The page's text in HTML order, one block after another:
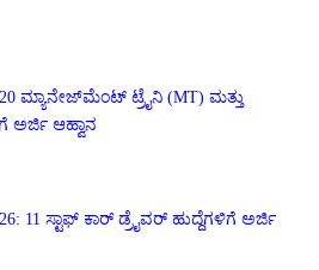
ಮ್ಯಾನೇಜ್‌ಮೆಂಟ್ ಟ್ರೈನಿ (MT) ಮತ್ತು
ಅರ್ಜಿ ಆಹ್ವಾನ
11 ಸ್ಟಾಫ್ ಕಾರ್ ಡ್ರೈವರ್ ಹುದ್ದೆಗಳಿಗೆ ಅರ್ಜಿ